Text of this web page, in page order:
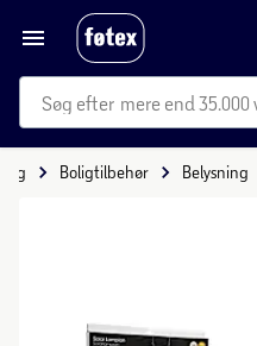
mere end 35.000
Boligtilbehør Belysning